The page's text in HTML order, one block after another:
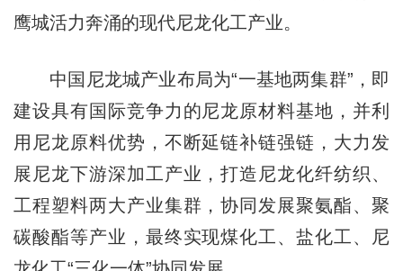
鹰城活力奔涌的现代尼龙化工产业。
中国尼龙城产业布局为“一基地两集群”，即
建设具有国际竞争力的尼龙原材料基地，并利
用尼龙原料优势，不断延链补链强链，大力发
展尼龙下游深加工产业，打造尼龙化纤纺织、
工程塑料两大产业集群，协同发展聚氨酯、聚
碳酸酯等产业，最终实现煤化工、盐化工、尼